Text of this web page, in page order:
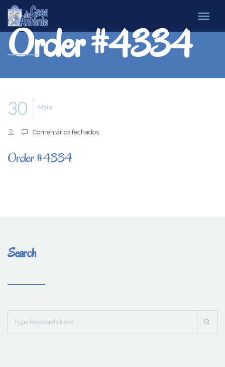
Order #4334
Maio
30
Comentários fechadosem
Order #4334
Search